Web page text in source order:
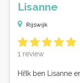
Lisanne
Rijswijk
1 review
Hi!Ik ben Lisanne